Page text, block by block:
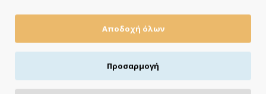
ημέρες
Αποδοχή όλων
Προσαρμογή